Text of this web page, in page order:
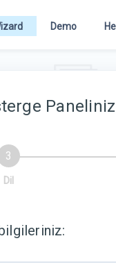
Demo
Dil